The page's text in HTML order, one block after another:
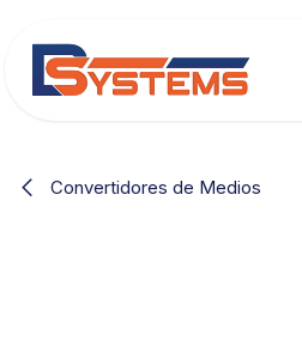
Convertidores de Medios